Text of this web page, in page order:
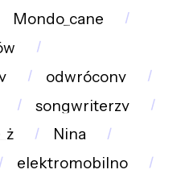
Mondo_cane
odwrócony
songwriterzy
Nina
elektromobilno